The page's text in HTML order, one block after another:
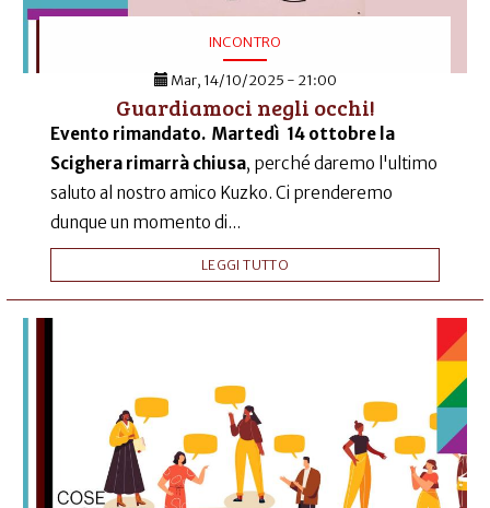
INCONTRO
Mar, 14/10/2025 - 21:00
Guardiamoci negli occhi!
Evento rimandato. Martedì 14 ottobre la
Scighera rimarrà chiusa, perché daremo l'ultimo
saluto al nostro amico Kuzko. Ci prenderemo
dunque un momento di...
LEGGI TUTTO